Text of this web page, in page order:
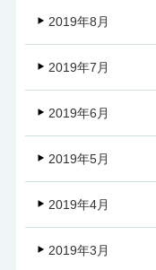
2019年8月
2019年7月
2019年6月
2019年5月
2019年4月
2019年3月